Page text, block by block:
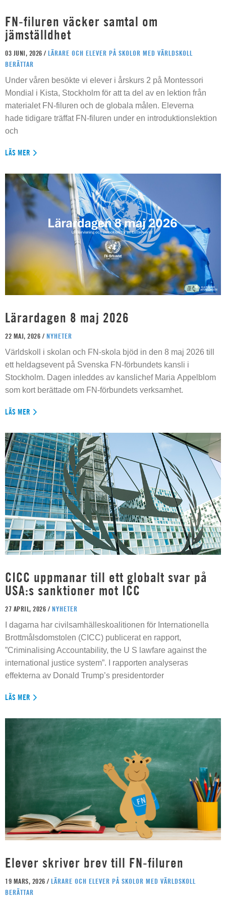
FN-filuren väcker samtal om
jämställdhet
03 JUNI, 2026 / LÄRARE OCH ELEVER PÅ SKOLOR MED VÄRLDSKOLL
BERÄTTAR
Under våren besökte vi elever i årskurs 2 på Montessori
Mondial i Kista, Stockholm för att ta del av en lektion från
materialet FN-filuren och de globala målen. Eleverna
hade tidigare träffat FN-filuren under en introduktionslektion
och
LÄS MER
Lärardagen 8 maj 2026
22 MAJ, 2026 / NYHETER
Världskoll i skolan och FN-skola bjöd in den 8 maj 2026 till
ett heldagsevent på Svenska FN-förbundets kansli i
Stockholm. Dagen inleddes av kanslichef Maria Appelblom
som kort berättade om FN-förbundets verksamhet.
LÄS MER
CICC uppmanar till ett globalt svar på
USA:s sanktioner mot ICC
27 APRIL, 2026 / NYHETER
I dagarna har civilsamhälleskoalitionen för Internationella
Brottmålsdomstolen (CICC) publicerat en rapport,
”Criminalising Accountability, the U S lawfare against the
international justice system”. I rapporten analyseras
effekterna av Donald Trump’s presidentorder
LÄS MER
Elever skriver brev till FN-filuren
19 MARS, 2026 / LÄRARE OCH ELEVER PÅ SKOLOR MED VÄRLDSKOLL
BERÄTTAR